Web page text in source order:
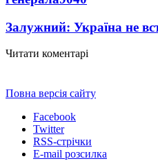
Залужний: Україна не
Читати коментарі
Повна версія сайту
Facebook
Twitter
RSS-стрічки
E-mail розсилка